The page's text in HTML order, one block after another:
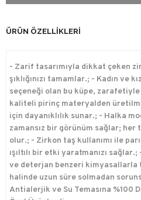
ÜRÜN ÖZELLIKLERI
- Zarif tasarımıyla dikkat çeken
şıklığınızı tamamlar.; - Kadın ve
seçeneği olan bu küpe, zarafetiyle
kaliteli pirinç materyalden
için dayanıklılık sunar.; - Halka
zamansız bir görünüm sağlar;
olur.; - Zirkon taş kullanımı ile
ışıltılı bir etki yaratmanızı
ve deterjan benzeri kimyasallarla
halinde uzun süre solmadan
Antialerjik ve Su Temasına %100